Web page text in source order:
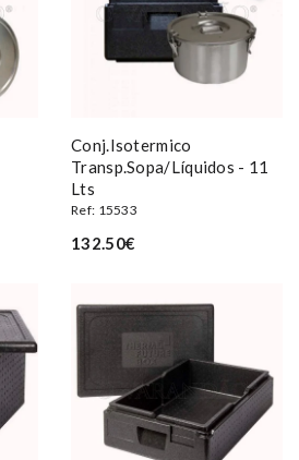
Conj.isotermico
Transp.sopa/líquidos - 11
Lts
Ref: 15533
132.50€